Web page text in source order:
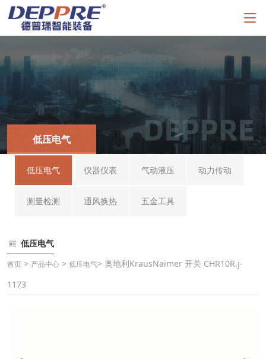
低压电气
低压电气 仪器仪表 气动液压 动力传动
测量检测 通风换热 五金工具
低压电气
首页 > 产品中心 > 低压电气> 奥地利KrausNaimer 开关 CHR10R.j-
1173